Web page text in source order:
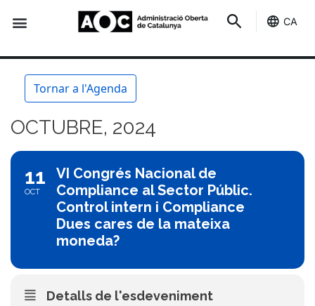
CA
Tornar a l'Agenda
OCTUBRE, 2024
11
OCT
VI Congrés Nacional de
Compliance al Sector Públic.
Control intern i Compliance
Dues cares de la mateixa
moneda?
Detalls de l'esdeveniment